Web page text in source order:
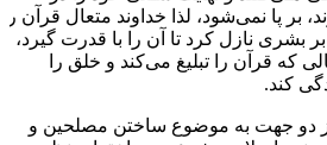
بر پا نمی‌شود، لذا خداوند متعال قرآن را
بشری نازل کرد تا آن را با قدرت گیرد،
که قرآن را تبلیغ می‌کند و خلق را
کند.
دو جهت به موضوع ساختن مصلحین و